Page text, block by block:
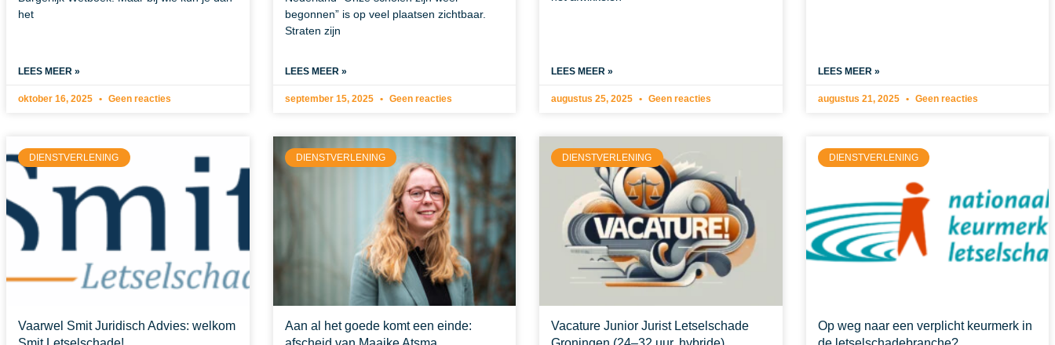
het
LEES MEER »
oktober 16, 2025 Geen reacties
begonnen” is op veel plaatsen zichtbaar.
Straten zijn
LEES MEER »
september 15, 2025 Geen reacties
LEES MEER »
augustus 25, 2025 Geen reacties
LEES MEER »
augustus 21, 2025 Geen reacties
DIENSTVERLENING
Vaarwel Smit Juridisch Advies: welkom
DIENSTVERLENING
Aan al het goede komt een einde:
DIENSTVERLENING
Vacature Junior Jurist Letselschade
DIENSTVERLENING
Op weg naar een verplicht keurmerk in